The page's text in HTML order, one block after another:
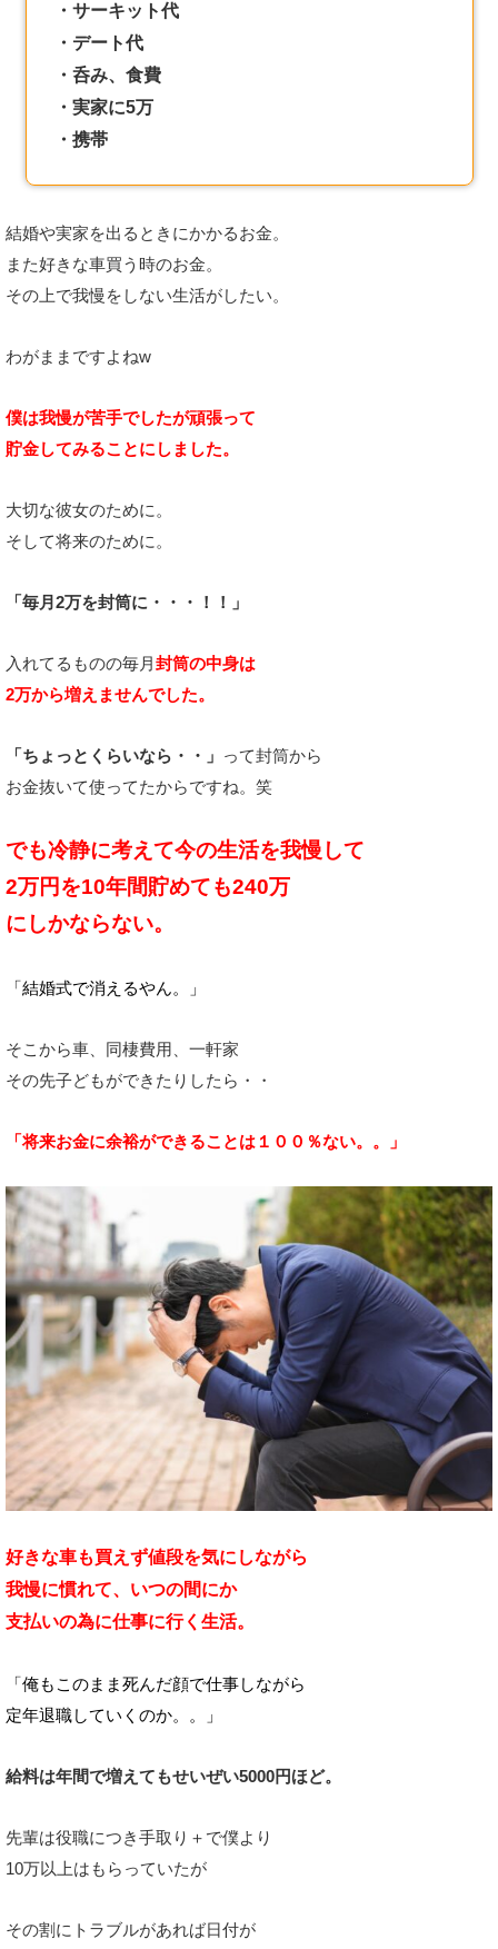
・サーキット代
・デート代
・呑み、食費
・実家に5万
・携帯
結婚や実家を出るときにかかるお金。
また好きな車買う時のお金。
その上で我慢をしない生活がしたい。
わがままですよねw
僕は我慢が苦手でしたが頑張って
貯金してみることにしました。
大切な彼女のために。
そして将来のために。
「毎月2万を封筒に・・・！！」
入れてるものの毎月封筒の中身は
2万から増えませんでした。
「ちょっとくらいなら・・」 って封筒から
お金抜いて使ってたからですね。笑
でも冷静に考えて今の生活を我慢して
2万円を10年間貯めても240万
にしかならない。
「結婚式で消えるやん。」
そこから車、同棲費用、一軒家
その先子どもができたりしたら・・
「将来お金に余裕ができることは１００％ない。。」
好きな車も買えず値段を気にしながら
我慢に慣れて、いつの間にか
支払いの為に仕事に行く生活。
「俺もこのまま死んだ顔で仕事しながら
定年退職していくのか。。」
給料は年間で増えてもせいぜい5000円ほど。
先輩は役職につき手取り＋で僕より
10万以上はもらっていたが
その割にトラブルがあれば日付が